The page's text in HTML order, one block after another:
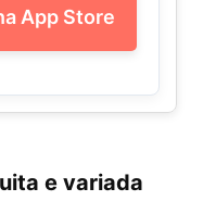
App Store
e variada